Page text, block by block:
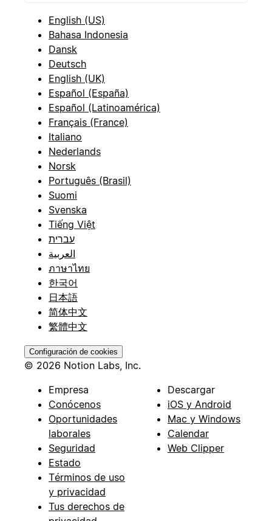
English (US)
Bahasa Indonesia
Dansk
Deutsch
English (UK)
Español (España)
Español (Latinoamérica)
Français (France)
Italiano
Nederlands
Norsk
Português (Brasil)
Suomi
Svenska
Tiếng Việt
עברית
العربية
ภาษาไทย
한국어
日本語
简体中文
繁體中文
Configuración de cookies
© 2026 Notion Labs, Inc.
Empresa
Conócenos
Oportunidades
laborales
Seguridad
Estado
Términos de uso
y privacidad
Tus derechos de
Descargar
iOS y Android
Mac y Windows
Calendar
Web Clipper